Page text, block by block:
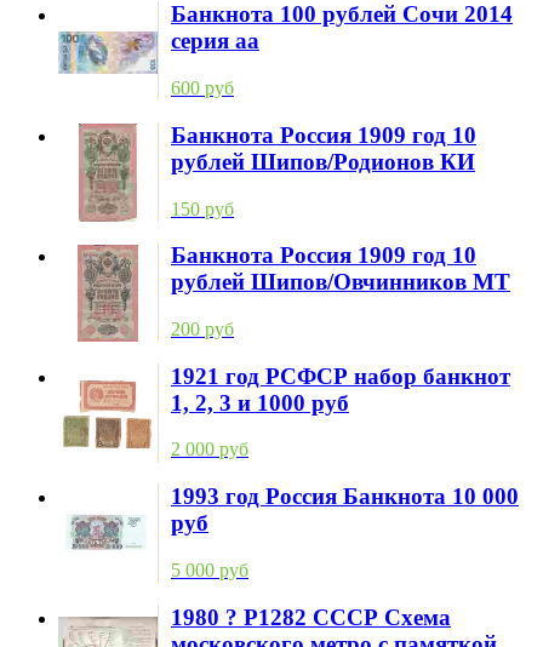
Банкнота 100 рублей Сочи 2014
серия аа
600 руб
Банкнота Россия 1909 год 10
рублей Шипов/Родионов КИ
150 руб
Банкнота Россия 1909 год 10
рублей Шипов/Овчинников МТ
200 руб
1921 год РСФСР набор банкнот
1, 2, 3 и 1000 руб
2 000 руб
1993 год Россия Банкнота 10 000
руб
5 000 руб
1980 ? P1282 СССР Схема